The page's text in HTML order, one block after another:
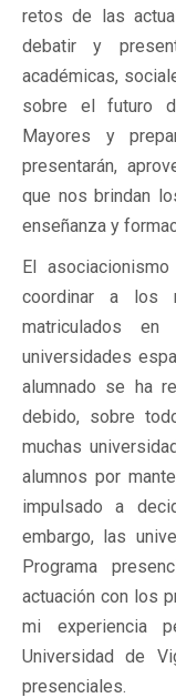
retos de las
debatir y
académicas,
sobre el futuro
Mayores y
presentarán,
que nos brindan
enseñanza y
El
coordinar a los
matriculados
universidades
alumnado se ha
debido, sobre
muchas
alumnos por
impulsado a
embargo, las
Programa
actuación con los
mi experiencia
Universidad de
presenciales.